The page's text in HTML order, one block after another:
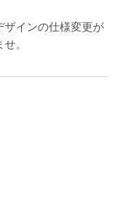
インの仕様変更が
。